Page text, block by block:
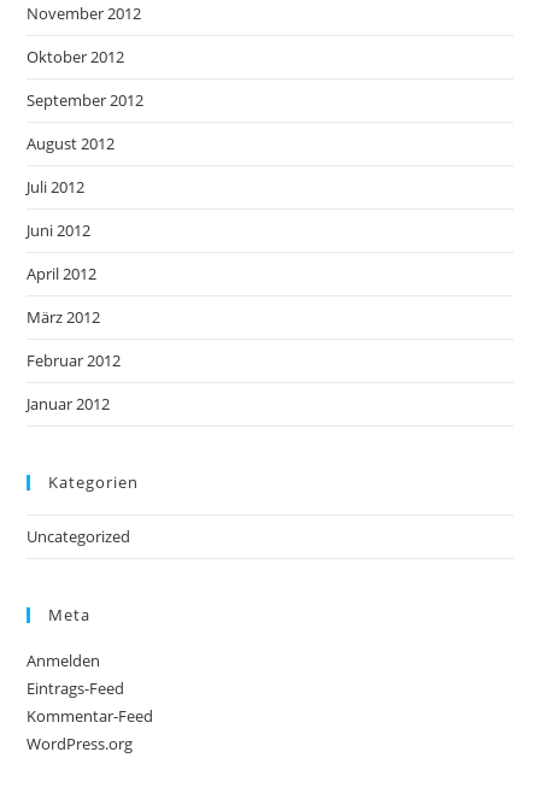
November 2012
Oktober 2012
September 2012
August 2012
Juli 2012
Juni 2012
April 2012
März 2012
Februar 2012
Januar 2012
Kategorien
Uncategorized
Meta
Anmelden
Eintrags-Feed
Kommentar-Feed
WordPress.org